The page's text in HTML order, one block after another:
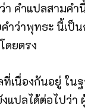
า คำแปลสามคำ
ำว่าพุทธะ นี้เป็
ดยตรง
เนื่องกันอยู่ ใน
แปลได้ต่อไปว่า